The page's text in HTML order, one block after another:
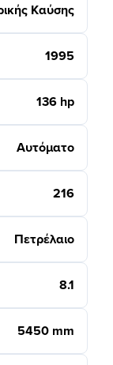
Καύσης
1995
136 hp
Αυτόματο
216
Πετρέλαιο
8.1
5450 mm